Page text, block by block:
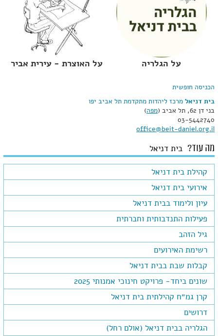
על הגלריה על האוצרת - עירית אביר
הכניסה חופשית
בית דניאל מרכז ליהדות מתקדמת תל אביב יפו
בני דן 62
, תל אביב (מפה)
03-5442740
office@beit-daniel.org.il
מה עוד? בית דניאל
קהילת בית דניאל
אירועי בית דניאל
עיון ולימוד בבית דניאל
פעילות התנדבותית וחברתית
גיל הזהב
רשימת האירועים
קבלות שבת בבית דניאל
שונים ביחד- פרויקט חינוכי אמנותי 2025
קרן גמ״ח קהילתית בית דניאל
דרושים
הגלריה בבית דניאל (אולם רחל)